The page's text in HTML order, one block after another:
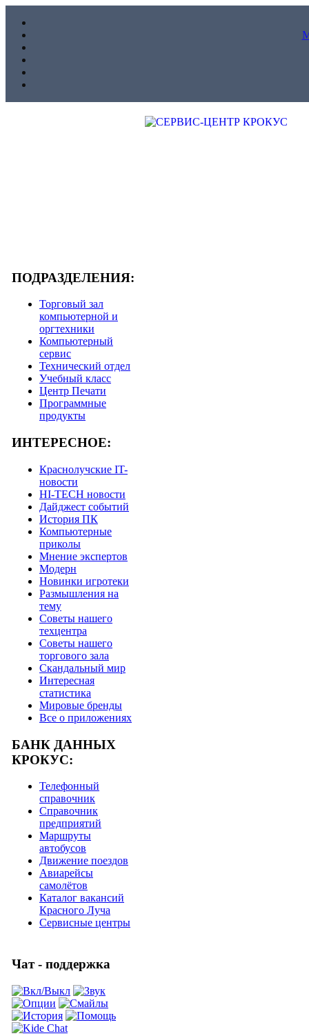
ПОДРАЗДЕЛЕНИЯ:
Торговый зал
компьютерной и
оргтехники
Компьютерный
сервис
Технический отдел
Учебный класс
Центр Печати
Программные
продукты
ИНТЕРЕСНОЕ:
Краснолучские IT-
новости
HI-TECH новости
Дайджест событий
История ПК
Компьютерные
приколы
Мнение экспертов
Модерн
Новинки игротеки
Размышления на
тему
Советы нашего
техцентра
Советы нашего
торгового зала
Скандальный мир
Интересная
статистика
Мировые бренды
Все о приложениях
БАНК ДАННЫХ
КРОКУС:
Телефонный
справочник
Справочник
предприятий
Маршруты
автобусов
Движение поездов
Авиарейсы
самолётов
Каталог вакансий
Красного Луча
Сервисные центры
Чат - поддержка